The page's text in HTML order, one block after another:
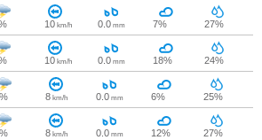
10 km/h 0.0 mm 7% 27%
10 km/h 0.0 mm 18% 24%
8 km/h 0.0 mm 6% 25%
8 km/h 0.0 mm 12% 27%